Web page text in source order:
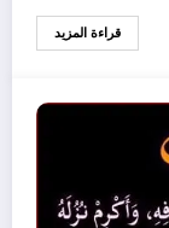
قراءة المزيد